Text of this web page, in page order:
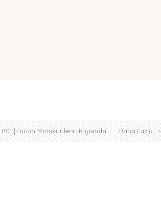
#01 | Bütün Mümkünlerin Kıyısında Daha Fazla